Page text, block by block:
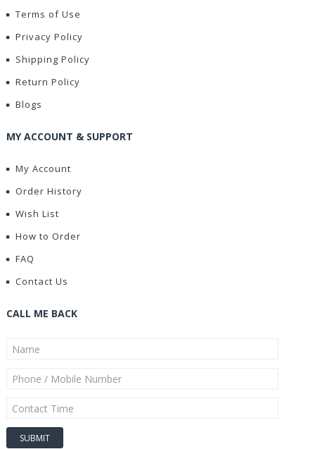
Terms of Use
Privacy Policy
Shipping Policy
Return Policy
Blogs
MY ACCOUNT & SUPPORT
My Account
Order History
Wish List
How to Order
FAQ
Contact Us
CALL ME BACK